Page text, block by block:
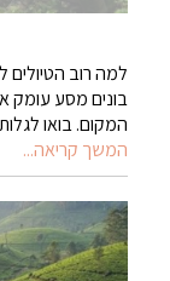
למה רוב הטיולים
בונים מסע עומק
המקום. בואו
המשך קריאה...